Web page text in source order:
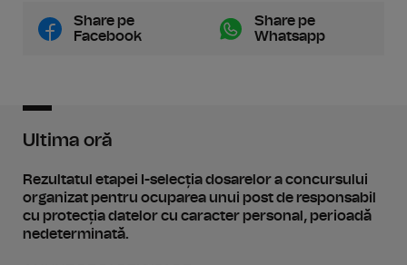
Share pe
Facebook
Share pe
Whatsapp
Ultima oră
Rezultatul etapei I-selecția dosarelor a concursului
organizat pentru ocuparea unui post de responsabil
cu protecția datelor cu caracter personal, perioadă
nedeterminată.